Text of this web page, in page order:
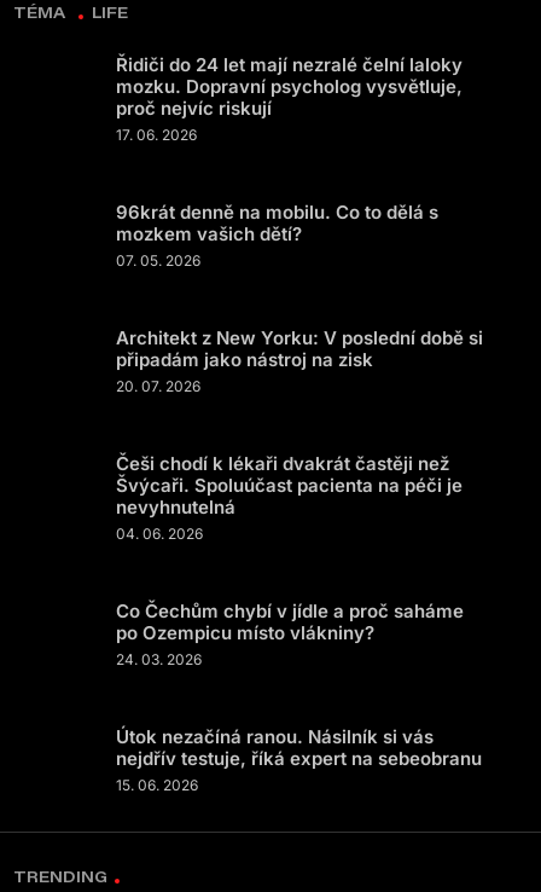
TÉMA LIFE
Řidiči do 24 let mají nezralé čelní laloky
mozku. Dopravní psycholog vysvětluje,
proč nejvíc riskují
17. 06. 2026
96krát denně na mobilu. Co to dělá s
mozkem vašich dětí?
07. 05. 2026
Architekt z New Yorku: V poslední době si
připadám jako nástroj na zisk
20. 07. 2026
Češi chodí k lékaři dvakrát častěji než
Švýcaři. Spoluúčast pacienta na péči je
nevyhnutelná
04. 06. 2026
Co Čechům chybí v jídle a proč saháme
po Ozempicu místo vlákniny?
24. 03. 2026
Útok nezačíná ranou. Násilník si vás
nejdřív testuje, říká expert na sebeobranu
15. 06. 2026
TRENDING